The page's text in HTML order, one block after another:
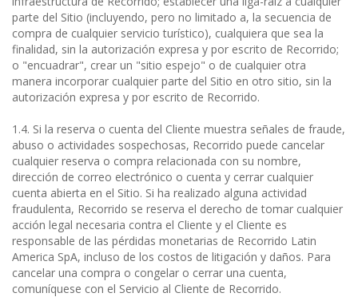
parte del Sitio (incluyendo, pero no limitado a, la secuencia de
compra de cualquier servicio turístico), cualquiera que sea la
finalidad, sin la autorización expresa y por escrito de Recorrido;
o "encuadrar", crear un "sitio espejo" o de cualquier otra
manera incorporar cualquier parte del Sitio en otro sitio, sin la
autorización expresa y por escrito de Recorrido.
1.4. Si la reserva o cuenta del Cliente muestra señales de fraude,
abuso o actividades sospechosas, Recorrido puede cancelar
cualquier reserva o compra relacionada con su nombre,
dirección de correo electrónico o cuenta y cerrar cualquier
cuenta abierta en el Sitio. Si ha realizado alguna actividad
fraudulenta, Recorrido se reserva el derecho de tomar cualquier
acción legal necesaria contra el Cliente y el Cliente es
responsable de las pérdidas monetarias de Recorrido Latin
America SpA, incluso de los costos de litigación y daños. Para
cancelar una compra o congelar o cerrar una cuenta,
comuníquese con el Servicio al Cliente de Recorrido.